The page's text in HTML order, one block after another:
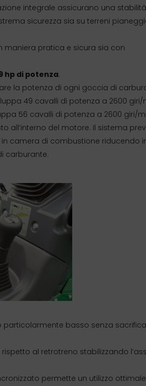
integrale assicurano una
sicurezza sia su terreni
maniera pratica e sicura sia con
hp di potenza.
la potenza di ogni goccia di
49 cavalli di potenza a 2600 giri/
56 cavalli di potenza a 2600 giri/
all’interno del motore. Il sistema
camera di combustione riducendo
carburante.
basso senza
al retrotreno stabilizzando
permette un utilizzo ottimale